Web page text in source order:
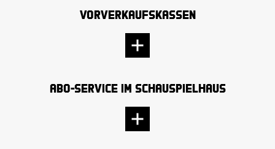
Vorverkaufskassen
Abo-Service im Schauspielhaus